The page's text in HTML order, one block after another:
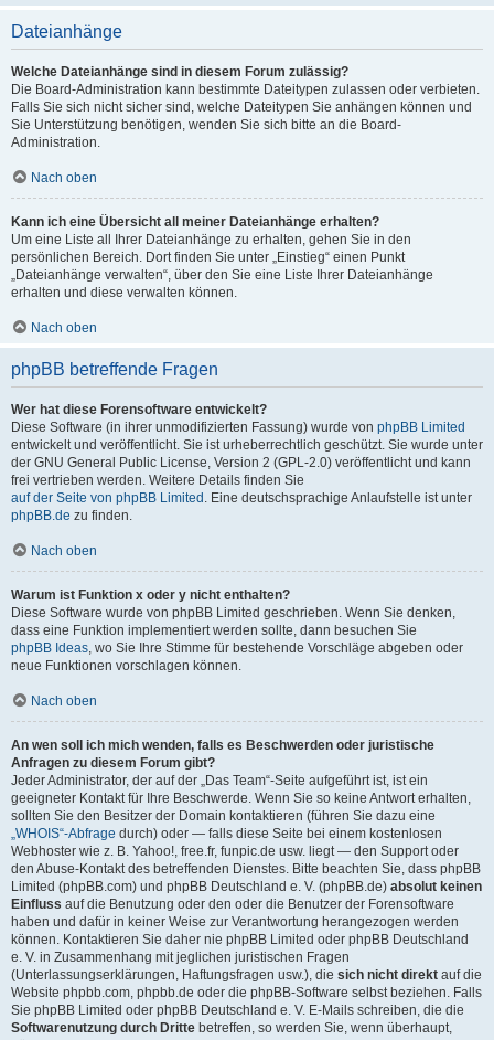
Dateianhänge
Welche Dateianhänge sind in diesem Forum zulässig?
Die Board-Administration kann bestimmte Dateitypen zulassen oder verbieten.
Falls Sie sich nicht sicher sind, welche Dateitypen Sie anhängen können und
Sie Unterstützung benötigen, wenden Sie sich bitte an die Board-
Administration.
Nach oben
Kann ich eine Übersicht all meiner Dateianhänge erhalten?
Um eine Liste all Ihrer Dateianhänge zu erhalten, gehen Sie in den
persönlichen Bereich. Dort finden Sie unter „Einstieg“ einen Punkt
„Dateianhänge verwalten“, über den Sie eine Liste Ihrer Dateianhänge
erhalten und diese verwalten können.
Nach oben
phpBB betreffende Fragen
Wer hat diese Forensoftware entwickelt?
Diese Software (in ihrer unmodifizierten Fassung) wurde von phpBB Limited
entwickelt und veröffentlicht. Sie ist urheberrechtlich geschützt. Sie wurde unter
der GNU General Public License, Version 2 (GPL-2.0) veröffentlicht und kann
frei vertrieben werden. Weitere Details finden Sie
auf der Seite von phpBB Limited . Eine deutschsprachige Anlaufstelle ist unter
phpBB.de zu finden.
Nach oben
Warum ist Funktion x oder y nicht enthalten?
Diese Software wurde von phpBB Limited geschrieben. Wenn Sie denken,
dass eine Funktion implementiert werden sollte, dann besuchen Sie
phpBB Ideas, wo Sie Ihre Stimme für bestehende Vorschläge abgeben oder
neue Funktionen vorschlagen können.
Nach oben
An wen soll ich mich wenden, falls es Beschwerden oder juristische
Anfragen zu diesem Forum gibt?
Jeder Administrator, der auf der „Das Team“-Seite aufgeführt ist, ist ein
geeigneter Kontakt für Ihre Beschwerde. Wenn Sie so keine Antwort erhalten,
sollten Sie den Besitzer der Domain kontaktieren (führen Sie dazu eine
„WHOIS“-Abfrage durch) oder — falls diese Seite bei einem kostenlosen
Webhoster wie z. B. Yahoo!, free.fr, funpic.de usw. liegt — den Support oder
den Abuse-Kontakt des betreffenden Dienstes. Bitte beachten Sie, dass phpBB
Limited (phpBB.com) und phpBB Deutschland e. V. (phpBB.de) absolut keinen
Einfluss auf die Benutzung oder den oder die Benutzer der Forensoftware
haben und dafür in keiner Weise zur Verantwortung herangezogen werden
können. Kontaktieren Sie daher nie phpBB Limited oder phpBB Deutschland
e. V. in Zusammenhang mit jeglichen juristischen Fragen
(Unterlassungserklärungen, Haftungsfragen usw.), die sich nicht direkt auf die
Website phpbb.com, phpbb.de oder die phpBB-Software selbst beziehen. Falls
Sie phpBB Limited oder phpBB Deutschland e. V. E-Mails schreiben, die die
Softwarenutzung durch Dritte betreffen, so werden Sie, wenn überhaupt,